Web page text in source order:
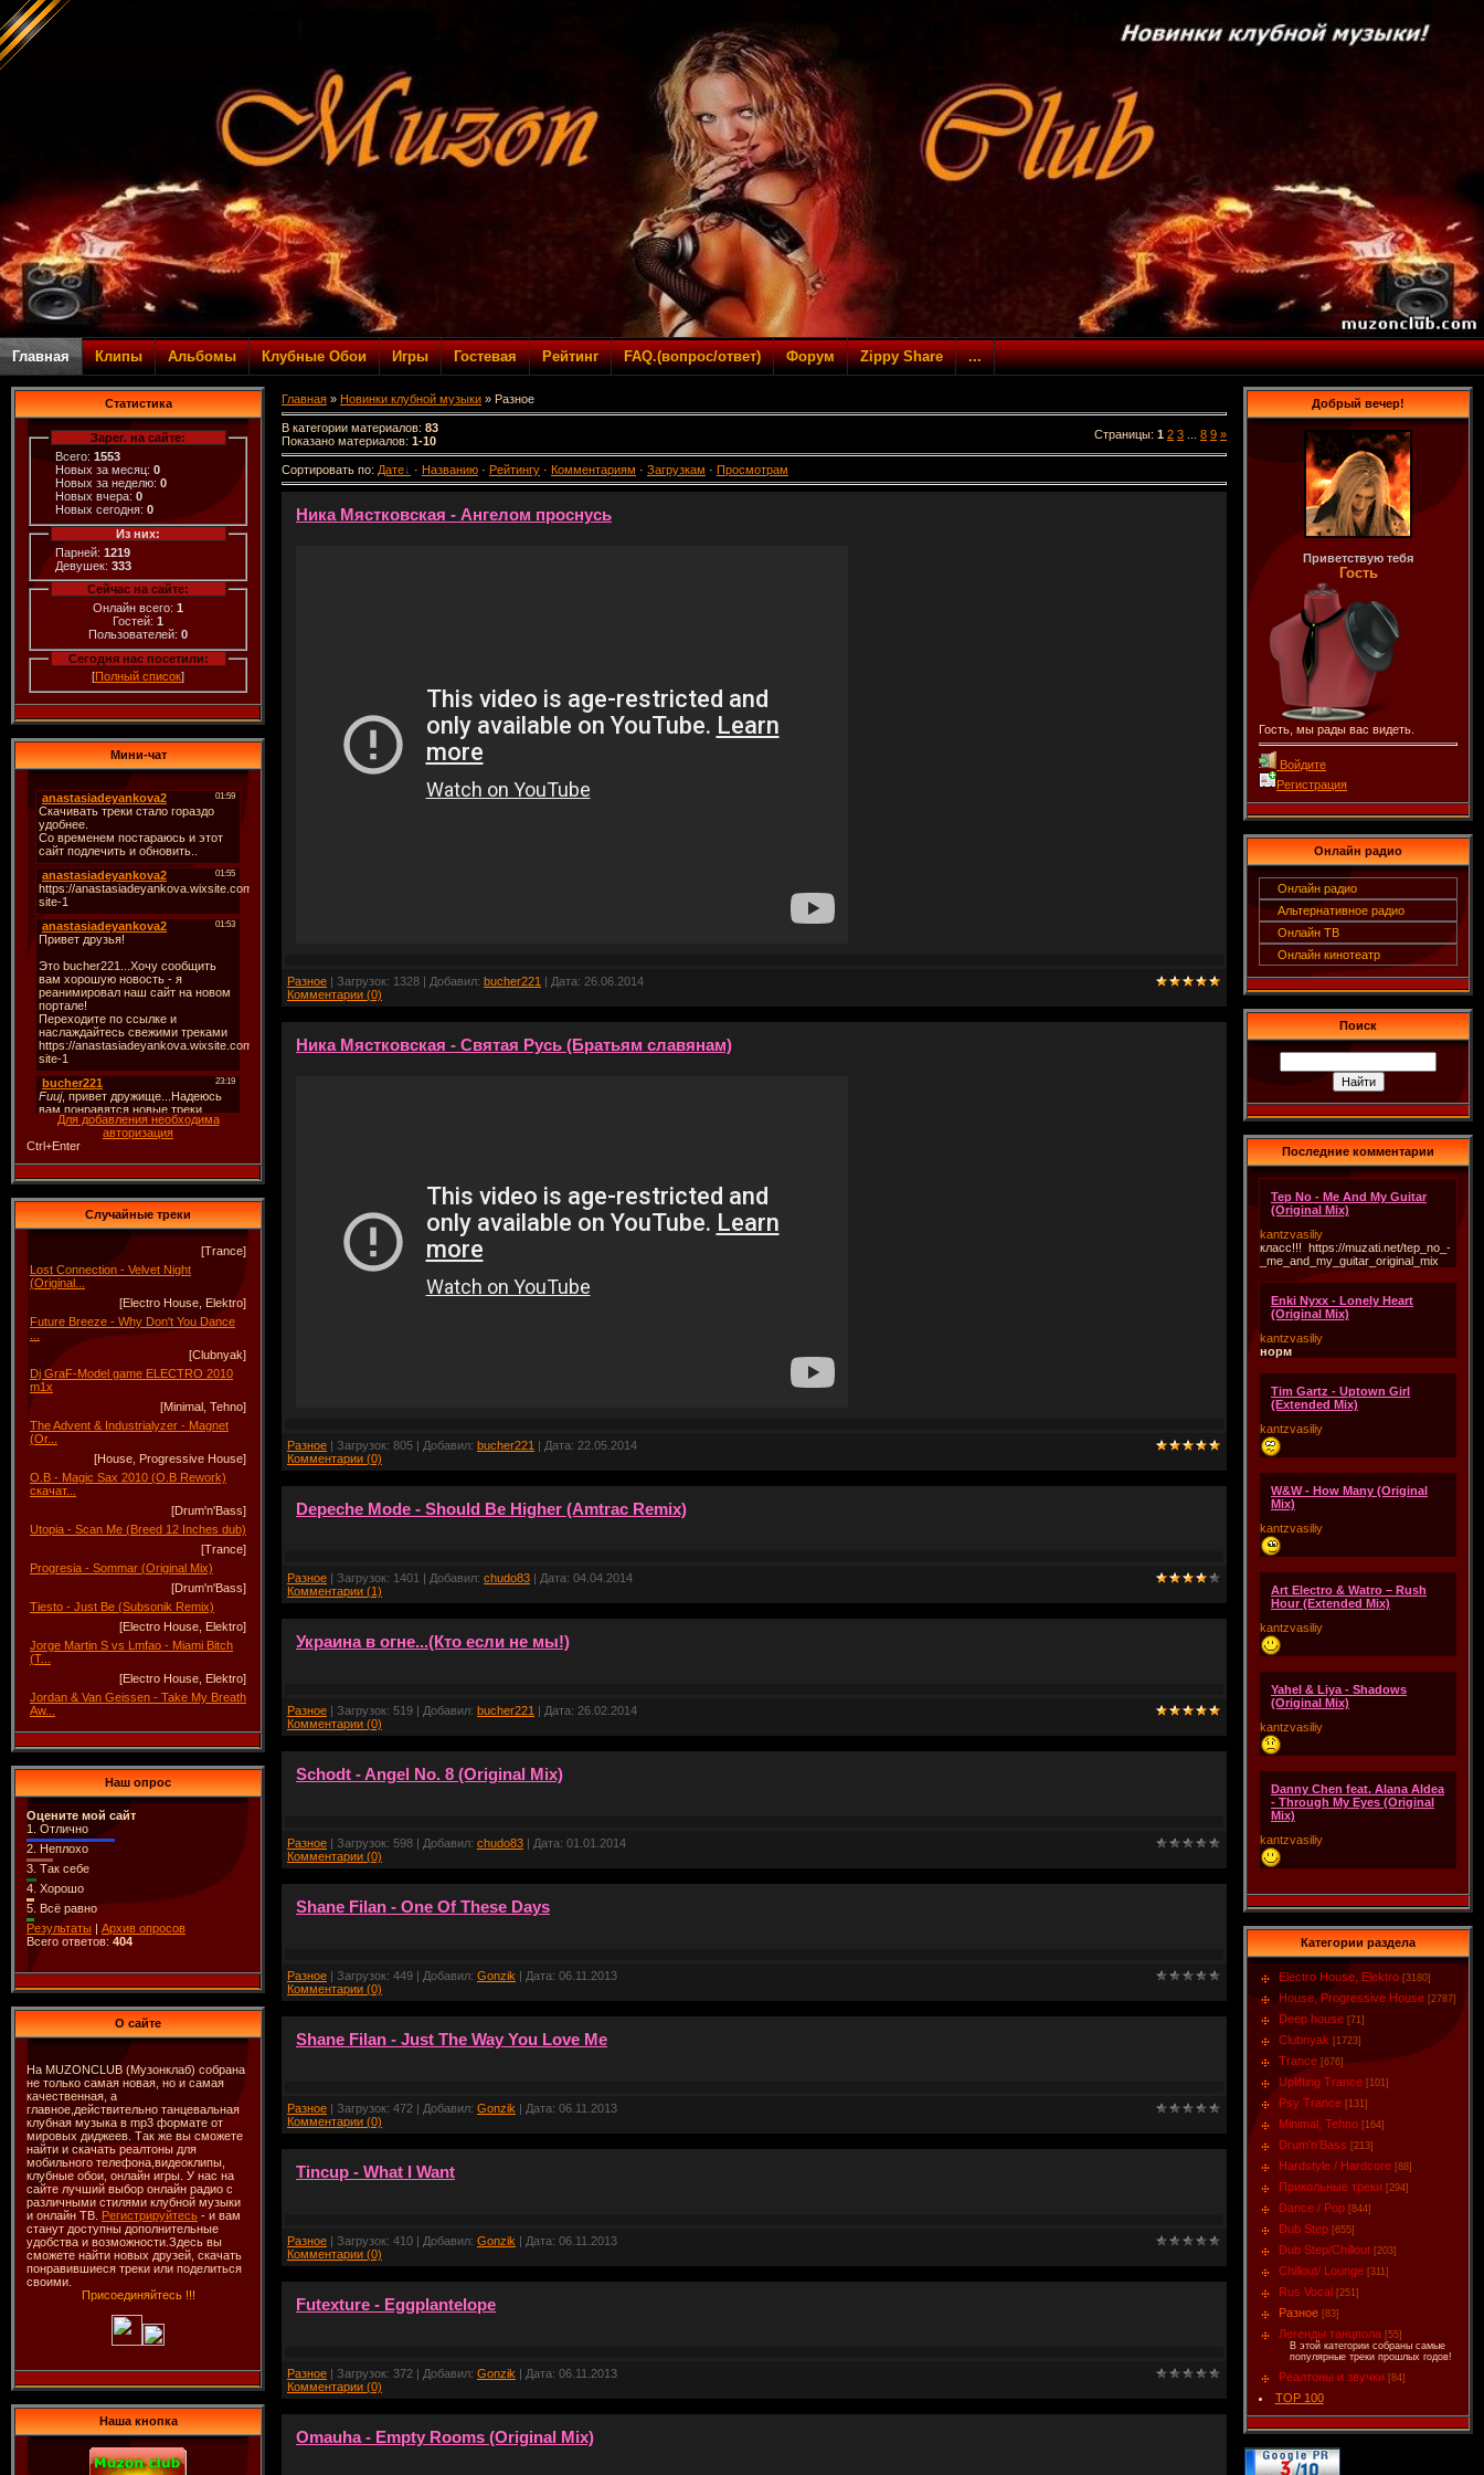
Главная Клипы Альбомы Клубные Обои Игры Гостевая Рейтинг FAQ.(вопрос/ответ) Форум Zippy Share ...
Статистика
Зарег. на сайте:
Всего:1553
Новых за месяц: 0
Новых за неделю: 0
Новых вчера: 0
Новых сегодня: 0
Из них:
Парней: 1219
Девушек: 333
Сейчас на сайте:
Онлайн всего: 1
Гостей: 1
Пользователей: 0
Сегодня нас посетили:
[Полный список]
Мини-чат
Для добавления необходима
авторизация
Ctrl+Enter
Случайные треки
[Trance]
Lost Connection - Velvet Night
(Original...
[Electro House, Elektro]
Future Breeze - Why Don't You Dance
...
[Clubnyak]
Dj GraF-Model game ELECTRO 2010
m1x
[Minimal, Tehno]
The Advent & Industrialyzer - Magnet
(Or...
[House, Progressive House]
O.B - Magic Sax 2010 (O.B Rework)
скачат...
[Drum'n'Bass]
Utopia - Scan Me (Breed 12 Inches dub)
[Trance]
Progresia - Sommar (Original Mix)
[Drum'n'Bass]
Tiesto - Just Be (Subsonik Remix)
[Electro House, Elektro]
Jorge Martin S vs Lmfao - Miami Bitch
(T...
[Electro House, Elektro]
Jordan & Van Geissen - Take My Breath
Aw...
Наш опрос
Оцените мой сайт
1. Отлично
2. Неплохо
3. Так себе
4. Хорошо
5. Всё равно
Результаты
Архив опросов
Всего ответов: 404
О сайте
На MUZONCLUB (Музонклаб) собрана
не только самая новая, но и самая
качественная, а
главное,действительно танцевальная
клубная музыка в mp3 формате от
мировых диджеев. Так же вы сможете
найти и скачать реалтоны для
мобильного телефона,видеоклипы,
клубные обои, онлайн игры. У нас на
сайте лучший выбор онлайн радио с
различными стилями клубной музыки
и онлайн ТВ. Регистрируйтесь - и вам
станут доступны дополнительные
удобства и возможности.Здесь вы
сможете найти новых друзей, скачать
понравившиеся треки или поделиться
своими.
Присоединяйтесь !!!
Наша кнопка
Главная » Новинки клубной музыки » Разное
В категории материалов: 83
Показано материалов: 1-10 Страницы: 1 2 3 8 9 »
Сортировать по: Дате · Названию · Рейтингу · Комментариям · Загрузкам · Просмотрам
Ника Мястковская - Ангелом проснусь
Разное | Загрузок: 1328 | Добавил: bucher221 | Дата: 26.06.2014
Комментарии (0)
Ника Мястковская - Святая Русь (Братьям славянам)
Разное | Загрузок: 805 | Добавил: bucher221 | Дата: 22.05.2014
Комментарии (0)
Depeche Mode - Should Be Higher (Amtrac Remix)
Разное | Загрузок: 1401 | Добавил: chudo83 | Дата: 04.04.2014
Комментарии (1)
Украина в огне...(Кто если не мы!)
Разное | Загрузок: 519 | Добавил: bucher221 | Дата: 26.02.2014
Комментарии (0)
Schodt - Angel No. 8 (Original Mix)
Разное | Загрузок: 598 | Добавил: chudo83 | Дата: 01.01.2014
Комментарии (0)
Shane Filan - One Of These Days
Разное | Загрузок: 449 | Добавил: Gonzik | Дата: 06.11.2013
Комментарии (0)
Shane Filan - Just The Way You Love Me
Разное | Загрузок: 472 | Добавил: Gonzik | Дата: 06.11.2013
Комментарии (0)
Tincup - What I Want
Разное | Загрузок: 410 | Добавил: Gonzik | Дата: 06.11.2013
Комментарии (0)
Futexture - Eggplantelope
Разное | Загрузок: 372 | Добавил: Gonzik | Дата: 06.11.2013
Комментарии (0)
Omauha - Empty Rooms (Original Mix)
Добрый вечер!
Приветствую тебя
Гость
Гость, мы рады вас видеть.
Войдите
Регистрация
Онлайн радио
Онлайн радио
Альтернативное радио
Онлайн ТВ
Онлайн кинотеатр
Поиск
Последние комментарии
Tep No - Me And My Guitar
(Original Mix)
kantzvasiliy
класс!!! https://muzati.net/tep_no_-
_me_and_my_guitar_original_mix
Enki Nyxx - Lonely Heart
(Original Mix)
kantzvasiliy
норм
Tim Gartz - Uptown Girl
(Extended Mix)
kantzvasiliy
W&W - How Many (Original
Mix)
kantzvasiliy
Art Electro & Watro – Rush
Hour (Extended Mix)
kantzvasiliy
Yahel & Liya - Shadows
(Original Mix)
kantzvasiliy
Danny Chen feat. Alana Aldea
- Through My Eyes (Original
Mix)
kantzvasiliy
Категории раздела
Electro House, Elektro [3180]
House, Progressive House [2787]
Deep house [71]
Clubnyak [1723]
Trance [676]
Uplifting Trance [101]
Psy Trance [131]
Minimal, Tehno [164]
Drum'n'Bass [213]
Hardstyle / Hardcore [88]
Прикольные треки [294]
Dance / Pop [844]
Dub Step [655]
Dub Step/Chillout [203]
Chillout/ Lounge [311]
Rus Vocal [251]
Разное [83]
Легенды танцпола [55]
В этой категории собраны самые
популярные треки прошлых годов!
Реалтоны и звучки [84]
TOP 100